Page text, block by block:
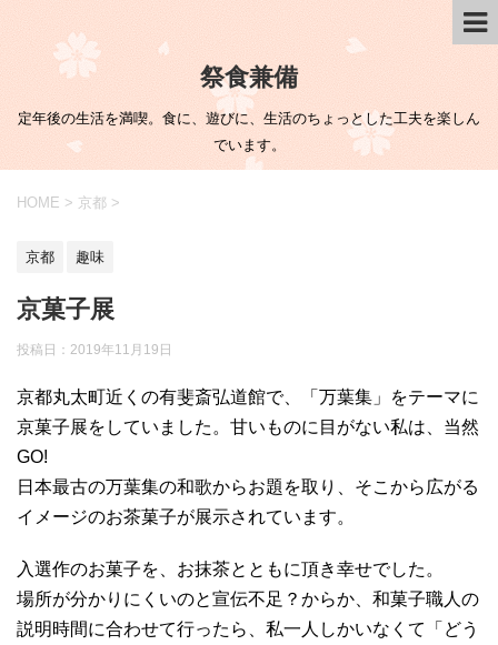
祭食兼備
定年後の生活を満喫。食に、遊びに、生活のちょっとした工夫を楽しん
でいます。
HOME > 京都 >
京都 趣味
京菓子展
投稿日： 2019年11月19日
京都丸太町近くの有斐斎弘道館で、「万葉集」をテーマに
京菓子展をしていました。甘いものに目がない私は、当然
GO!
日本最古の万葉集の和歌からお題を取り、そこから広がる
イメージのお茶菓子が展示されています。
入選作のお菓子を、お抹茶とともに頂き幸せでした。
場所が分かりにくいのと宣伝不足？からか、和菓子職人の
説明時間に合わせて行ったら、私一人しかいなくて「どう